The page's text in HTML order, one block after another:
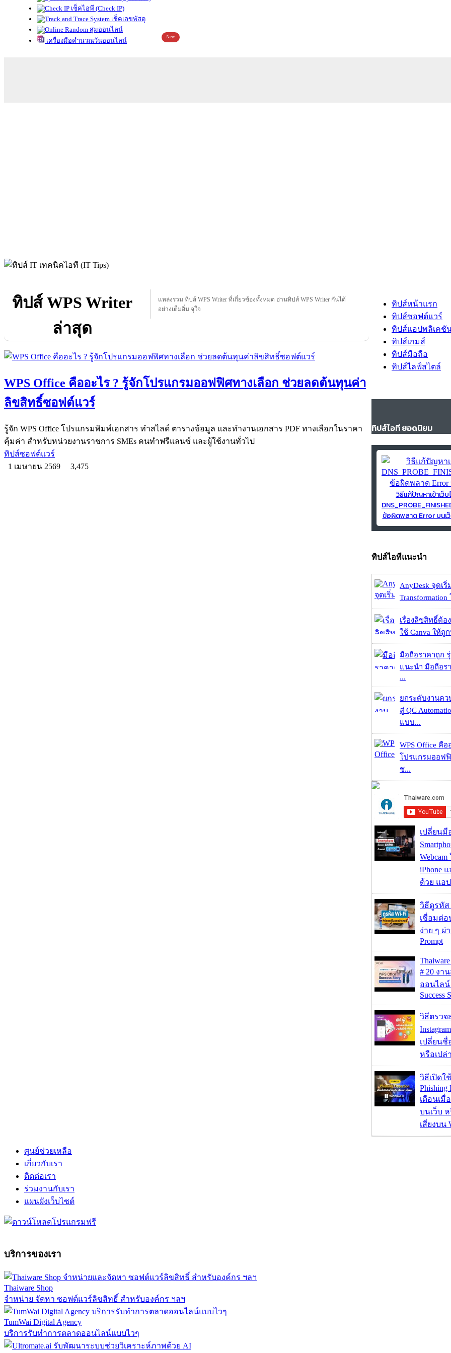
เช็คไอพี (Check IP)
เช็คเลขพัสดุ
สุ่มออนไลน์
เครื่องมือคำนวณวันออนไลน์
New
ทิปส์ WPS Writer
ล่าสุด
แหล่งรวม ทิปส์ WPS Writer ที่เกี่ยวข้องทั้งหมด อ่านทิปส์ WPS Writer กันได้
อย่างเต็มอิ่ม จุใจ
WPS Office คืออะไร ? รู้จักโปรแกรมออฟฟิศทางเลือก ช่วยลดต้นทุนค่า
ลิขสิทธิ์ซอฟต์แวร์
รู้จัก WPS Office โปรแกรมพิมพ์เอกสาร ทำสไลด์ ตารางข้อมูล และทำงานเอกสาร PDF ทางเลือกในราคา
คุ้มค่า สำหรับหน่วยงานราชการ SMEs คนทำฟรีแลนซ์ และผู้ใช้งานทั่วไป
ทิปส์ซอฟต์แวร์
1 เมษายน 2569
3,475
ทิปส์หน้าแรก
ทิปส์ซอฟต์แวร์
ทิปส์แอปพลิเคชั
ทิปส์เกมส์
ทิปส์มือถือ
ทิปส์ไลฟ์สไตล์
ทิปส์ไอที ยอดนิยม
วิธีแก้ปัญหาเข้าเว็บ
ข้อผิดพลาด Error บนเว็
ทิปส์ไอทีแนะนำ
AnyDesk จุดเ
เรื่องลิขสิทธิ์ต้อ
ใช้ Canva ให้ถูก
มือถือราคาถูก
แนะนำ มือถือร
...
ยกระดับงานค
สู่ QC
แบบ...
WPS Office คือ
โปรแกรมออฟ
ช...
เปลี่ยนมื
iPhone
ด้วย แอป
วิธีดูรหัส
เชื่อมต่อ
ง่าย ๆ ผ่
Prompt
# 20 งา
ออนไลน์
Success
วิธีตรวจ
เปลี่ยน
หรือเปล่
วิธีเปิดใ
Phishing
เตือนเมื่
บนเว็บ
เสี่ยงบน
ศูนย์ช่วยเหลือ
เกี่ยวกับเรา
ติดต่อเรา
ร่วมงานกับเรา
แผนผังเว็บไซต์
บริการของเรา
Thaiware Shop
จำหน่าย จัดหา ซอฟต์แวร์ลิขสิทธิ์ สำหรับองค์กร ฯลฯ
TumWai Digital Agency
บริการรับทำการตลาดออนไลน์แบบไวๆ